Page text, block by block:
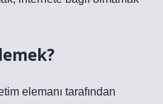
elemanı tarafından